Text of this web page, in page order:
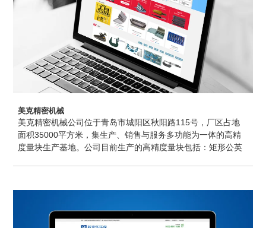
美克精密机械
美克精密机械公司位于青岛市城阳区秋阳路115号，厂区占地
面积35000平方米，集生产、销售与服务多功能为一体的高精
度量块生产基地。公司目前生产的高精度量块包括：矩形公英
的高精度英制块规，目前在美国同类产品的市场占有率已经达
到90%以上，居国内行业前列。2005年至今公司一直严格执行